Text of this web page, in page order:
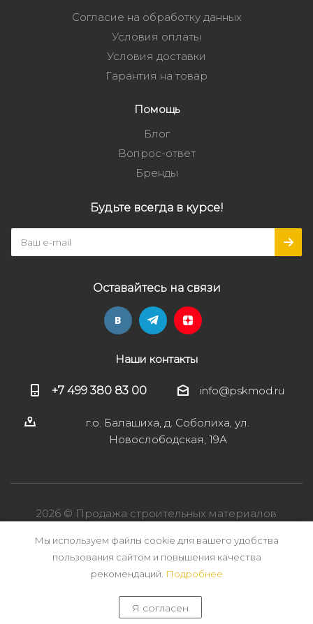
Согласие на обработку данных
Условия оплаты
Условия доставки
Гарантия на товар
Помощь
Блог
Вопрос-ответ
Бренды
Будьте всегда в курсе!
Оставайтесь на связи
Наши контакты
+7 499 380 83 00 info@pskmod.ru
г.о. Балашиха, д. Соболиха, ул.
Новослободская, 19А
2026 © Продажа строительных материалов
Мы используем файлы cookie для вашего удобства
пользования сайтом и повышения качества
рекомендаций. Подробнее
Я согласен